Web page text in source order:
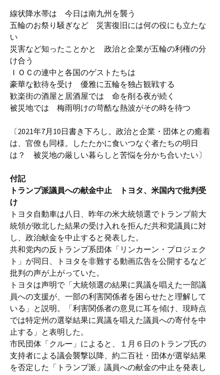
線状降水帯は 今日は南九州を襲う
五輪のお祭り騒ぎなど 災害復旧には何の役にも立たな
い
災害など知ったことかと 政治と企業が五輪の利権の分
け合う
ＩＯＣの連中と各国のゲストたちは
豪華な歓待を受け 優雅に五輪を独占観戦する
歓楽街の酒屋と居酒屋では 命を削る夜が続く
被災地では 梅雨明けの苛酷な熱波がその時を待つ
〔2021年7月10日書き下ろし。政治と企業・団体との癒着
は、官僚も同様。したたかに食いつなぐ者たちの明日
は？ 被災地の厳しい暮らしと苦悩を分かち合いたい〕
付記
トランプ派議員への献金中止 トヨタ、米国内で批判受
け
トヨタ自動車は八日、昨年の米大統領選でトランプ前大
統領が敗北した結果の受け入れを拒んだ共和党議員に対
し、政治献金を中止すると発表した。
共和党内の反トランプ系団体「リンカーン・プロジェク
ト」が同日、トヨタを非難する動画広告を公開するなど
批判の声が上がっていた。
トヨタは声明で「大統領選の結果に異議を唱えた一部議
員への支援が、一部の利害関係者を困らせたと理解して
いる」と説明。「利害関係者の意見に耳を傾け、現時点
では特定州の選挙結果に異議を唱えた議員への寄付を中
止する」と表明した。
市民団体「クルー」によると、１月６日のトランプ氏の
支持者による議会襲撃以降、約二百社・団体が選挙結果
を否定した「トランプ派」議員への献金の中止を発表し